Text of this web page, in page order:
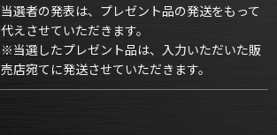
当選者の発表は、プレゼント品の発送をもって
代えさせていただきます。
※当選したプレゼント品は、入力いただいた販
売店宛てに発送させていただきます。